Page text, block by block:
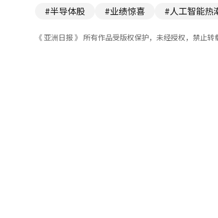
#半导体股 #业绩惊喜 #人工智能热
《 亚洲日报 》 所有作品受版权保护，未经授权，禁止转